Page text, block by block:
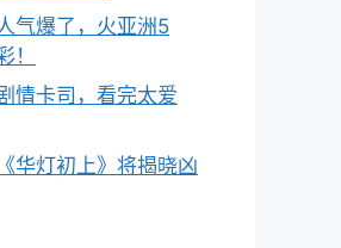
气爆了，火亚洲5
！
情卡司，看完太爱
华灯初上》将揭晓凶